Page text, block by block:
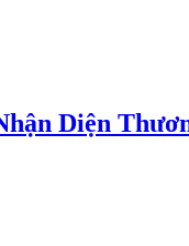
Diện